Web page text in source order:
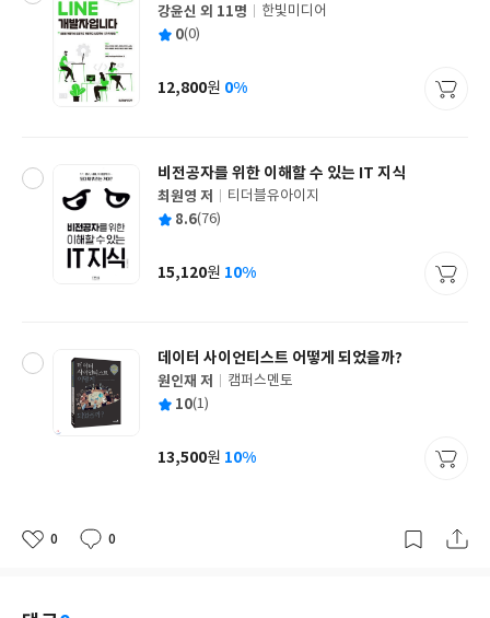
글
쓴
강윤신 외 11명
출
사
한빛미디어
평 0(0)
가
12,800원 0%
비전공자를 위한 이해할 수 있는 IT 지식
글
쓴
최원영 저
출
사
티더블유아이지
평 8.6(76)
가
15,120원 10%
데이터 사이언티스트 어떻게 되었을까?
글
쓴
원인재 저
출
사
캠퍼스멘토
평 10(1)
가
13,500원 10%
좋
0
댓
0
작